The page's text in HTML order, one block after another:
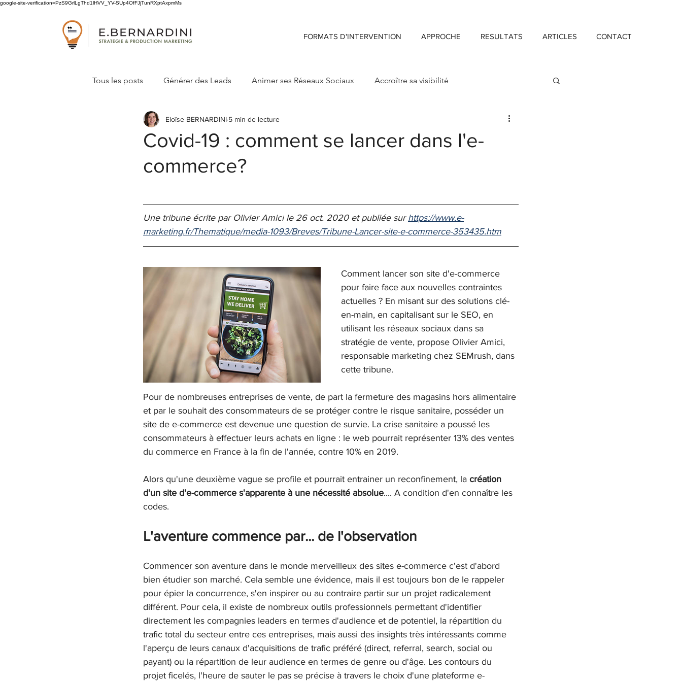
google-site-verification=PzS9GrlLgThd1lHVV_YV-SUp4OfFJjTunRXptAxpmMs
FORMATS D'INTERVENTION APPROCHE RESULTATS ARTICLES CONTACT
Tous les posts Générer des Leads Animer ses Réseaux Sociaux Accroître sa visibilité
Concevoir sa stratégie marketing Créer sa Marque d'enseigne
Covid-19 : comment se lancer dans l'e-
commerce?
Eloïse BERNARDINI 5 min de lecture
Une tribune écrite par Olivier Amici le 26 oct. 2020 et publiée sur https://www.e-
marketing.fr/Thematique/media-1093/Breves/Tribune-Lancer-site-e-commerce-353435.htm
Comment lancer son site d'e-commerce
pour faire face aux nouvelles contraintes
actuelles ? En misant sur des solutions clé-
en-main, en capitalisant sur le SEO, en
utilisant les réseaux sociaux dans sa
stratégie de vente, propose Olivier Amici,
responsable marketing chez SEMrush, dans
cette tribune.
Pour de nombreuses entreprises de vente, de part la fermeture des magasins hors alimentaire
et par le souhait des consommateurs de se protéger contre le risque sanitaire, posséder un
site de e-commerce est devenue une question de survie. La crise sanitaire a poussé les
consommateurs à effectuer leurs achats en ligne : le web pourrait représenter 13% des ventes
du commerce en France à la fin de l'année, contre 10% en 2019.
Alors qu'une deuxième vague se profile et pourrait entrainer un reconfinement, la création
d'un site d'e-commerce s'apparente à une nécessité absolue.... A condition d'en connaître les
codes.
L'aventure commence par... de l'observation
Commencer son aventure dans le monde merveilleux des sites e-commerce c'est d'abord
bien étudier son marché. Cela semble une évidence, mais il est toujours bon de le rappeler
pour épier la concurrence, s'en inspirer ou au contraire partir sur un projet radicalement
différent. Pour cela, il existe de nombreux outils professionnels permettant d'identifier
directement les compagnies leaders en termes d'audience et de potentiel, la répartition du
trafic total du secteur entre ces entreprises, mais aussi des insights très intéressants comme
l'aperçu de leurs canaux d'acquisitions de trafic préféré (direct, referral, search, social ou
payant) ou la répartition de leur audience en termes de genre ou d'âge. Les contours du
projet ficelés, l'heure de sauter le pas se précise à travers le choix d'une plateforme e-